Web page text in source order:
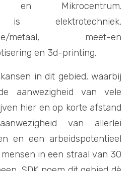
en Mikrocentrum.
is elektrotechniek,
metaal, meet-en
en 3d-printing.
in dit gebied, waarbij
aanwezigheid van vele
hier en op korte afstand
van allerlei
en een arbeidspotentieel
in een straal van 30